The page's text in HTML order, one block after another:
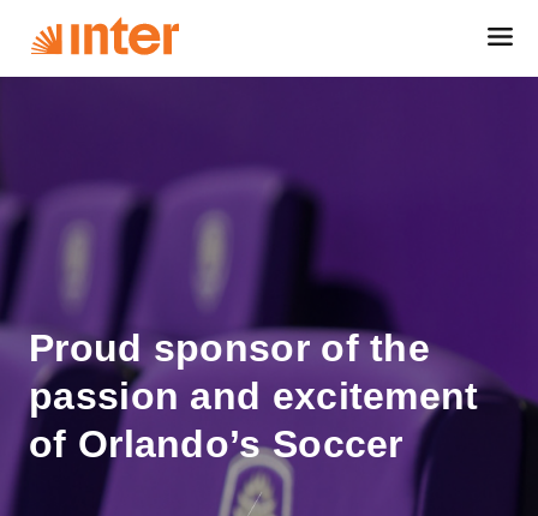
Proud sponsor of the
passion and excitement
of Orlando’s Soccer